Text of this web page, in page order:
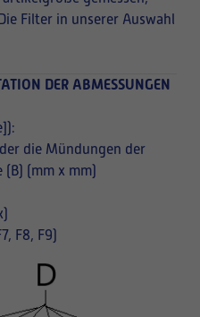
Filter in unserer Auswahl
DER ABMESSUNGEN
die Mündungen der
(mm x mm)
F8, F9)